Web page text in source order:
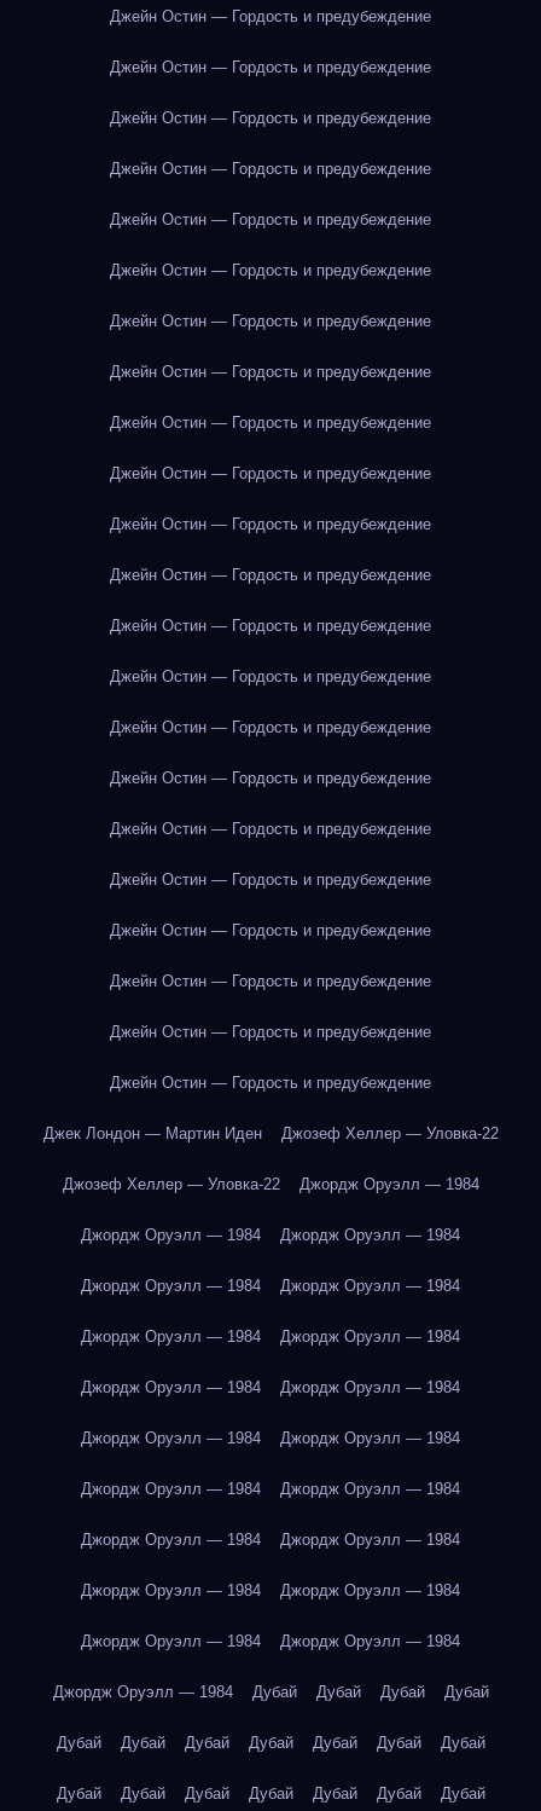
Джейн Остин — Гордость и предубеждение
Джейн Остин — Гордость и предубеждение
Джейн Остин — Гордость и предубеждение
Джейн Остин — Гордость и предубеждение
Джейн Остин — Гордость и предубеждение
Джейн Остин — Гордость и предубеждение
Джейн Остин — Гордость и предубеждение
Джейн Остин — Гордость и предубеждение
Джейн Остин — Гордость и предубеждение
Джейн Остин — Гордость и предубеждение
Джейн Остин — Гордость и предубеждение
Джейн Остин — Гордость и предубеждение
Джейн Остин — Гордость и предубеждение
Джейн Остин — Гордость и предубеждение
Джейн Остин — Гордость и предубеждение
Джейн Остин — Гордость и предубеждение
Джейн Остин — Гордость и предубеждение
Джейн Остин — Гордость и предубеждение
Джейн Остин — Гордость и предубеждение
Джейн Остин — Гордость и предубеждение
Джейн Остин — Гордость и предубеждение
Джейн Остин — Гордость и предубеждение
Джек Лондон — Мартин Иден Джозеф Хеллер — Уловка-22
Джозеф Хеллер — Уловка-22 Джордж Оруэлл — 1984
Джордж Оруэлл — 1984 Джордж Оруэлл — 1984
Джордж Оруэлл — 1984 Джордж Оруэлл — 1984
Джордж Оруэлл — 1984 Джордж Оруэлл — 1984
Джордж Оруэлл — 1984 Джордж Оруэлл — 1984
Джордж Оруэлл — 1984 Джордж Оруэлл — 1984
Джордж Оруэлл — 1984 Джордж Оруэлл — 1984
Джордж Оруэлл — 1984 Джордж Оруэлл — 1984
Джордж Оруэлл — 1984 Джордж Оруэлл — 1984
Джордж Оруэлл — 1984 Джордж Оруэлл — 1984
Джордж Оруэлл — 1984 Дубай Дубай Дубай Дубай
Дубай Дубай Дубай Дубай Дубай Дубай Дубай
Дубай Дубай Дубай Дубай Дубай Дубай Дубай